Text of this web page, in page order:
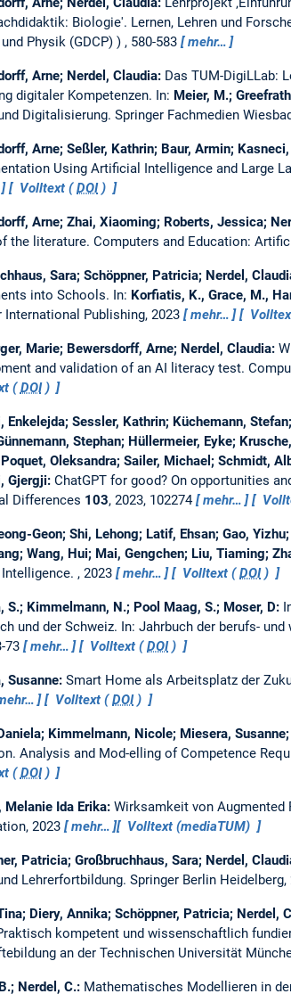
Biologie'. Lernen, Lehren und
Physik (GDCP)
, 580-583 mehr…
Arne; Nerdel, Claudia: Das TUM-DigiLLab:
digitaler Kompetenzen. In: Meier, M.;
Digitalisierung. Springer Fachmedien
Arne; Seßler, Kathrin; Baur, Armin;
Using Artificial Intelligence and Large
Volltext (DOI)
Arne; Zhai, Xiaoming; Roberts, Jessica;
the literature. Computers and Education:
Sara; Schöppner, Patricia; Nerdel,
into Schools. In: Korfiatis, K., Grace, M.,
International Publishing, 2023
mehr…
Marie; Bewersdorff, Arne; Nerdel, Claudia:
and validation of an AI literacy test.
(DOI)
Enkelejda; Sessler, Kathrin; Küchemann,
Stephan; Hüllermeier, Eyke;
Oleksandra; Sailer, Michael; Schmidt,
Gjergji: ChatGPT for good? On opportunities
Differences 103, 2023, 102274 mehr…
Geon; Shi, Lehong; Latif, Ehsan; Gao,
Wang, Hui; Mai, Gengchen; Liu, Tiaming;
, 2023 mehr… Volltext (DOI)
S.; Kimmelmann, N.; Pool Maag, S.; Moser, D:
und der Schweiz. In: Jahrbuch der berufs-
73
mehr… Volltext (DOI)
Susanne: Smart Home als Arbeitsplatz der
Volltext (DOI)
Kimmelmann, Nicole; Miesera,
Analysis and Mod-elling of Competence
(DOI)
Melanie Ida Erika: Wirksamkeit von Augmented
2023 mehr… Volltext (mediaTUM)
Patricia; Großbruchhaus, Sara; Nerdel,
Lehrerfortbildung. Springer Berlin Heidelberg,
Diery, Annika; Schöppner, Patricia; Nerdel,
kompetent und wissenschaftlich
an der Technischen Universität
Nerdel, C.: Mathematisches Modellieren in